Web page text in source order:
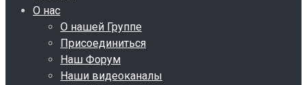
О нас
О нашей Группе
Присоединиться
Наш Форум
Наши видеоканалы